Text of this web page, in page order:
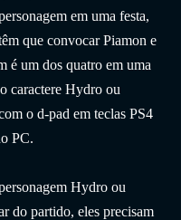
em uma festa,
que convocar Piamon e
é um dos quatro em uma
caractere Hydro ou
o d-pad em teclas PS4
PC.
Hydro ou
do partido, eles precisam